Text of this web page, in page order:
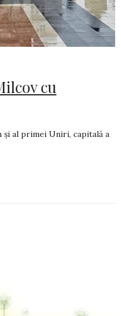
cu
și al primei Uniri, capitală a